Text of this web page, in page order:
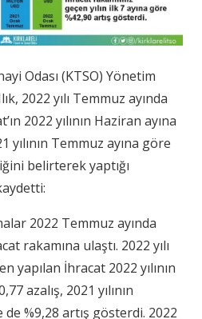
Odası (KTSO) Yönetim
2022 yılı Temmuz ayında
2022 yılının Haziran ayına
yılının Temmuz ayına göre
belirterek yaptığı
2022 Temmuz ayında
rakamına ulaştı. 2022 yılı
yapılan İhracat 2022 yılının
azalış, 2021 yılının
%9,28 artış gösterdi. 2022